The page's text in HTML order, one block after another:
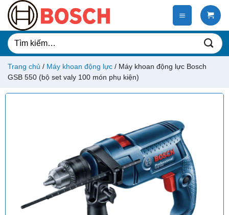
Chuyển
đến
dungTìm
kiếm:
Trang chủ / Máy khoan động lực / Máy khoan động lực Bosch
GSB 550 (bộ set valy 100 món phụ kiện)